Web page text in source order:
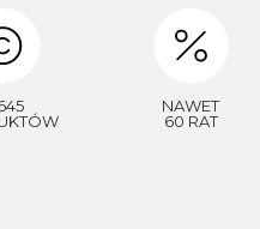
NAWET
60 RAT